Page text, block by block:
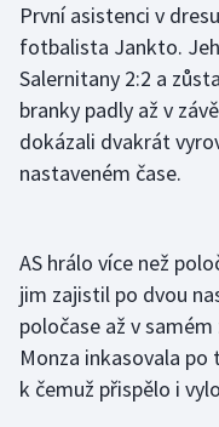
Plavání
Plážový volejbal
Ragby
Rychlostní
Short track
Sportovní střelba
První asistenci v
fotbalista Jankto.
Salernitany 2:2 a
branky padly až v
dokázali dvakrát
nastaveném čase.
AS hrálo více než
jim zajistil po dvou
poločase až v
Monza inkasovala
k čemuž přispělo i